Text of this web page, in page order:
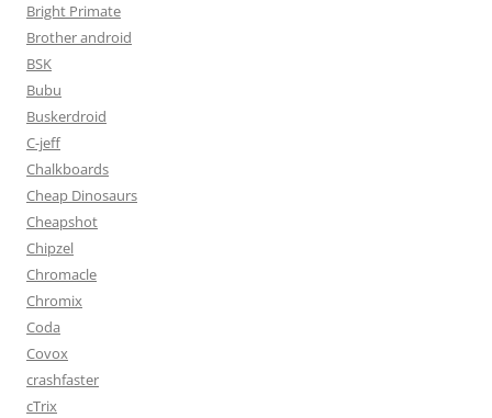
Bright Primate
Brother android
BSK
Bubu
Buskerdroid
C-jeff
Chalkboards
Cheap Dinosaurs
Cheapshot
Chipzel
Chromacle
Chromix
Coda
Covox
crashfaster
cTrix